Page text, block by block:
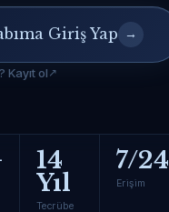
Giriş Yap →
Kayıt ol
14
Yıl
Tecrübe
7/24
Erişim